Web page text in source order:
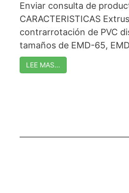
Enviar consulta de
CARACTERISTICAS
contrarrotación de PVC
tamaños de EMD-65,
LEE MAS…